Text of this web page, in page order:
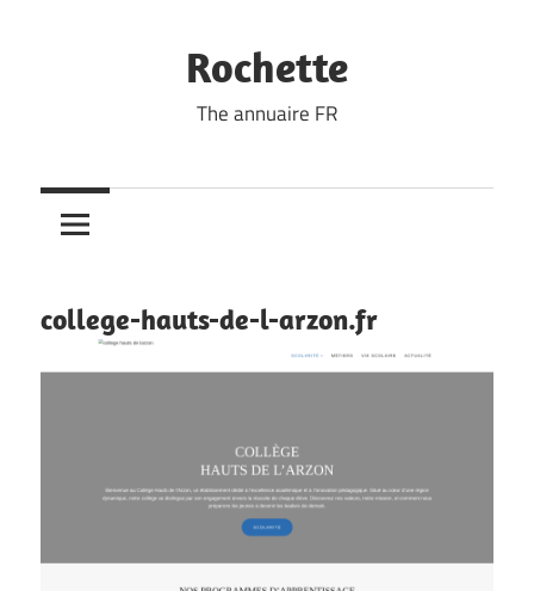
Rochette
The annuaire FR
college-hauts-de-l-arzon.fr